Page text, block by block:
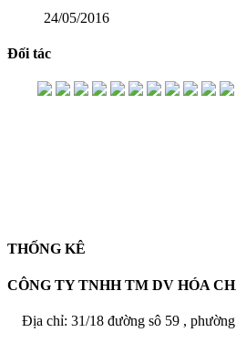
24/05/2016
Đối tác
THỐNG KÊ
CÔNG TY TNHH TM DV HÓA
Địa chỉ: 31/18 đường sô 59 ,